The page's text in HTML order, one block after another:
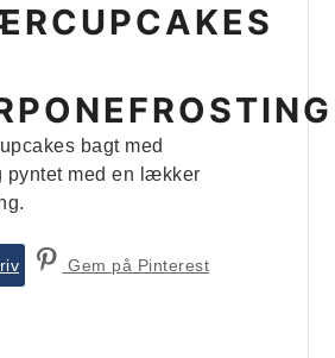
bagt med
pyntet med en lækker
Gem på Pinterest